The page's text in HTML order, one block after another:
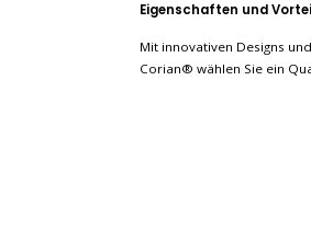
Eigenschaften und
Mit innovativen Designs
Corian® wählen Sie ein